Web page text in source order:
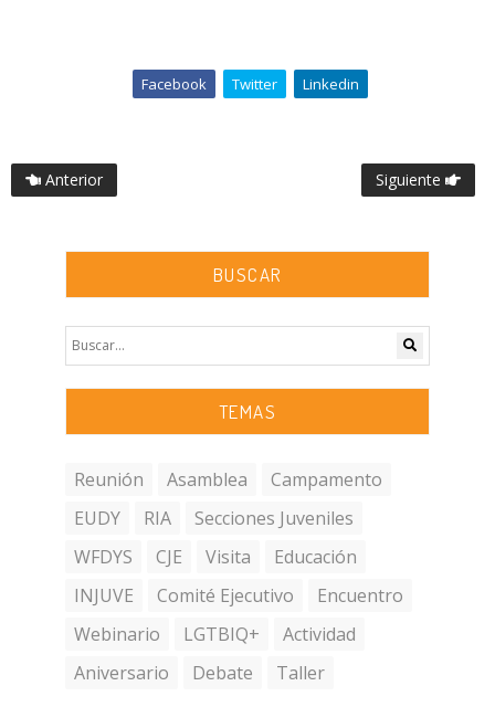
Facebook Twitter Linkedin
Anterior Siguiente
BUSCAR
TEMAS
Reunión Asamblea
Campamento
EUDY
RIA
Secciones Juveniles
WFDYS
CJE Visita
Educación
INJUVE
Comité Ejecutivo
Encuentro
Webinario
LGTBIQ+
Actividad
Aniversario
Debate Taller